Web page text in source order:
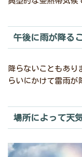
午後に雨が降る
降らないこともあり
らいにかけて雷雨が
場所によって天